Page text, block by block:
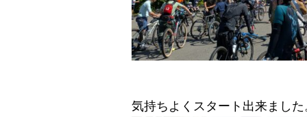
気持ちよくスタート出来まし